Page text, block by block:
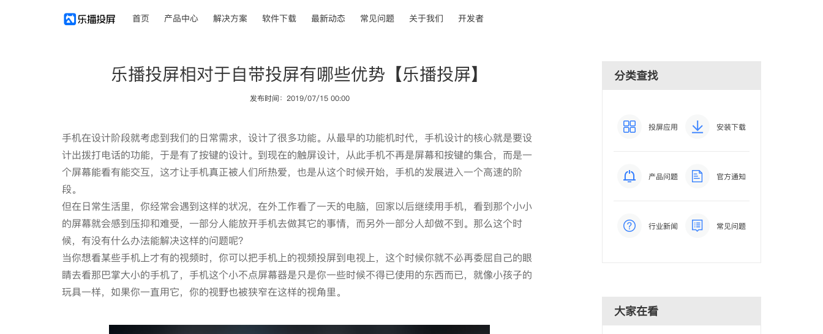
首页 产品中心 解决方案 软件下载 最新动态 常见问题 关于我们 开发者
乐播投屏相对于自带投屏有哪些优势【乐播投屏】
发布时间：2019/07/15 00:00
手机在设计阶段就考虑到我们的日常需求，设计了很多功能。从最早的功能机时代，手机设计的核心就是要设
计出拨打电话的功能，于是有了按键的设计。到现在的触屏设计，从此手机不再是屏幕和按键的集合，而是一
个屏幕能看有能交互，这才让手机真正被人们所热爱，也是从这个时候开始，手机的发展进入一个高速的阶
段。
但在日常生活里，你经常会遇到这样的状况，在外工作看了一天的电脑，回家以后继续用手机，看到那个小小
的屏幕就会感到压抑和难受，一部分人能放开手机去做其它的事情，而另外一部分人却做不到。那么这个时
候，有没有什么办法能解决这样的问题呢？
当你想看某些手机上才有的视频时，你可以把手机上的视频投屏到电视上，这个时候你就不必再委屈自己的眼
睛去看那巴掌大小的手机了，手机这个小不点屏幕器是只是你一些时候不得已使用的东西而已，就像小孩子的
玩具一样，如果你一直用它，你的视野也被狭窄在这样的视角里。
分类查找
投屏应用 安装下载
产品问题 官方通知
行业新闻 常见问题
大家在看